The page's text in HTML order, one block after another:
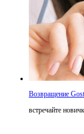
Возвращение
встречайте